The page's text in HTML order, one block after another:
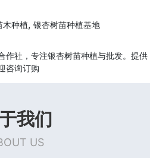
木种植, 银杏树苗种植基地
作社，专注银杏树苗种植与批发。提供
咨询订购
我们
US